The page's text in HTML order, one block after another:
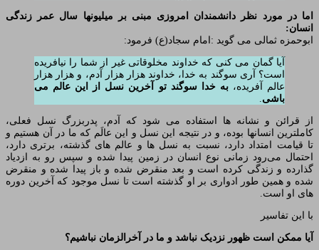
اما در مورد نظر دانشمندان امروزی مبنی بر میلیونها سال عمر زندگی
انسان:
ابوحمزه ثمالی می گوید :امام سجاد(ع) فرمود:
آیا گمان می کنی که خداوند مخلوقاتی غیر از شما را نیافریده
است؟ آری سوگند به خدا، خداوند هزار هزار آدم، و هزار هزار
عالم آفریده،به خدا سوگند تو آخرین نسل از این عالم می
باشی
از قرائن و نشانه ها استفاده می شود که آدم، پدربزرگ نسل فعلی،
کاملترین انسانها بوده، و در نتیجه این نسل و این عالَم که ما در آن هستیم و
تا قیامت امتداد دارد، نسبت به نسل ها و عالم های گذشته، برتری دارد،
احتمال می‌رود زمانی نوع انسان در زمین پیدا شده و سپس رو به ازدیاد
گذارده و زندگی کرده است و بعد منقرض شده و باز پیدا شده و منقرض
شده و همین طور ادواری بر او گذشته است تا نسل موجود که آخرین دوره
های او است.
با این تفاسیر
آیا ممکن است ظهور نزدیک نباشد و ما در آخرالزمان نباشیم؟